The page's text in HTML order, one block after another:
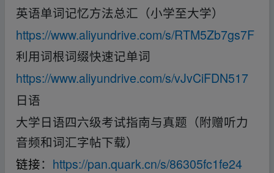
英语单词记忆方法总汇（小学至大学）
https://www.aliyundrive.com/s/RTM5Zb7gs7F
利用词根词缀快速记单词
https://www.aliyundrive.com/s/vJvCiFDN517
日语
大学日语四六级考试指南与真题（附赠听力
音频和词汇字帖下载）
链接： https://pan.quark.cn/s/86305fc1fe24